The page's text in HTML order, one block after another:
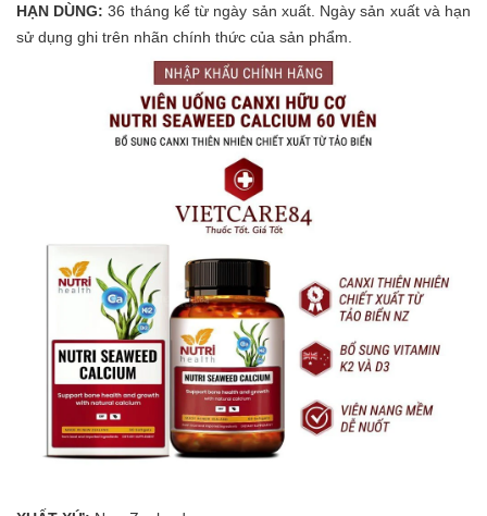
HẠN DÙNG: 36 tháng kể từ ngày sản xuất. Ngày sản xuất và hạn
sử dụng ghi trên nhãn chính thức của sản phẩm.